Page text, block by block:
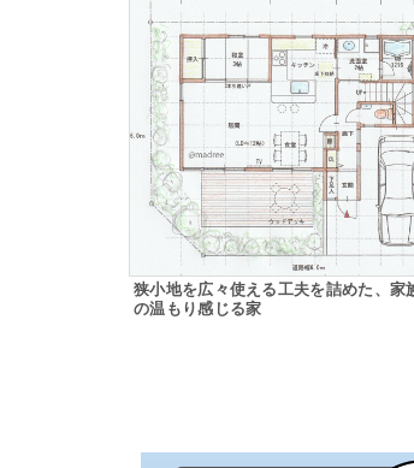
狭小地を広々使える工夫を詰めた、家
の温もり感じる家